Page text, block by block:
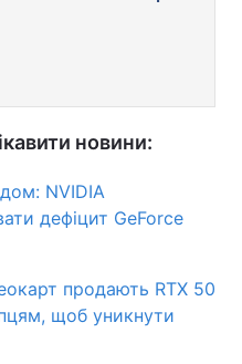
новини:
NVIDIA
дефіцит GeForce
продають RTX 50
щоб уникнути